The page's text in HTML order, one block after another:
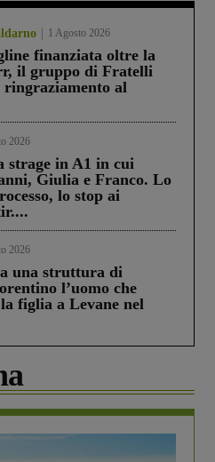
1 Agosto 2026
finanziata oltre la
il gruppo di Fratelli
al
2026
strage in A1 in cui
Giulia e Franco. Lo
lo stop ai
2026
una struttura di
l’uomo che
figlia a Levane nel